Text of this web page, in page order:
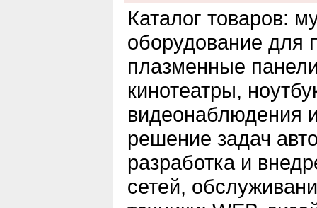
Каталог товаров:
оборудование для
плазменные
кинотеатры,
видеонаблюдения
решение задач
разработка и
сетей,